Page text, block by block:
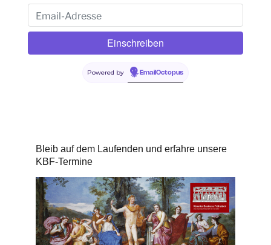
Powered by EmailOctopus
Bleib auf dem Laufenden und erfahre unsere
KBF-Termine